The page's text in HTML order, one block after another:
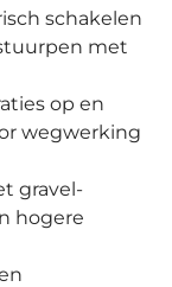
schakelen
met
op en
wegwerking
gravel-
hogere